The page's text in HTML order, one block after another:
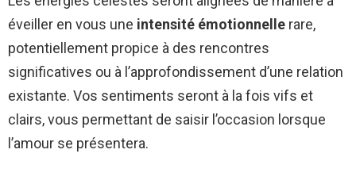
éveiller en vous une intensité émotionnelle rare,
potentiellement propice à des rencontres
significatives ou à l’approfondissement d’une relation
existante. Vos sentiments seront à la fois vifs et
clairs, vous permettant de saisir l’occasion lorsque
l’amour se présentera.